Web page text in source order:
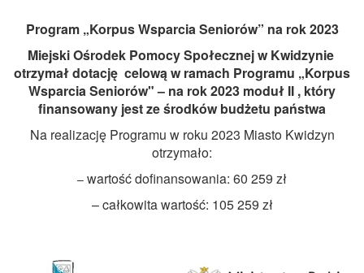
Program „Korpus Wsparcia Seniorów” na rok 2023
Miejski Ośrodek Pomocy Społecznej w Kwidzynie
otrzymał dotację celową w ramach Programu „Korpus
Wsparcia Seniorów" – na rok 2023 moduł II , który
finansowany jest ze środków budżetu państwa
Na realizację Programu w roku 2023 Miasto Kwidzyn
otrzymało:
– wartość dofinansowania: 60 259 zł
– całkowita wartość: 105 259 zł